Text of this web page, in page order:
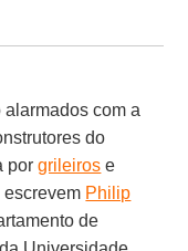
alarmados com a
do
porgrileiros e
escrevem Philip
de